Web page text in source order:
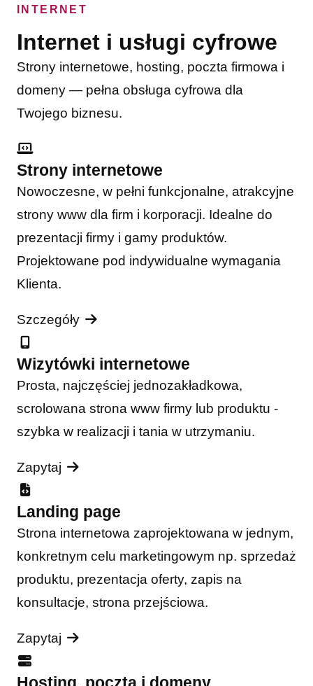
INTERNET
Internet i usługi cyfrowe
Strony internetowe, hosting, poczta firmowa i
domeny — pełna obsługa cyfrowa dla
Twojego biznesu.
Strony internetowe
Nowoczesne, w pełni funkcjonalne, atrakcyjne
strony www dla firm i korporacji. Idealne do
prezentacji firmy i gamy produktów.
Projektowane pod indywidualne wymagania
Klienta.
Szczegóły
Wizytówki internetowe
Prosta, najczęściej jednozakładkowa,
scrolowana strona www firmy lub produktu -
szybka w realizacji i tania w utrzymaniu.
Zapytaj
Landing page
Strona internetowa zaprojektowana w jednym,
konkretnym celu marketingowym np. sprzedaż
produktu, prezentacja oferty, zapis na
konsultacje, strona przejściowa.
Zapytaj